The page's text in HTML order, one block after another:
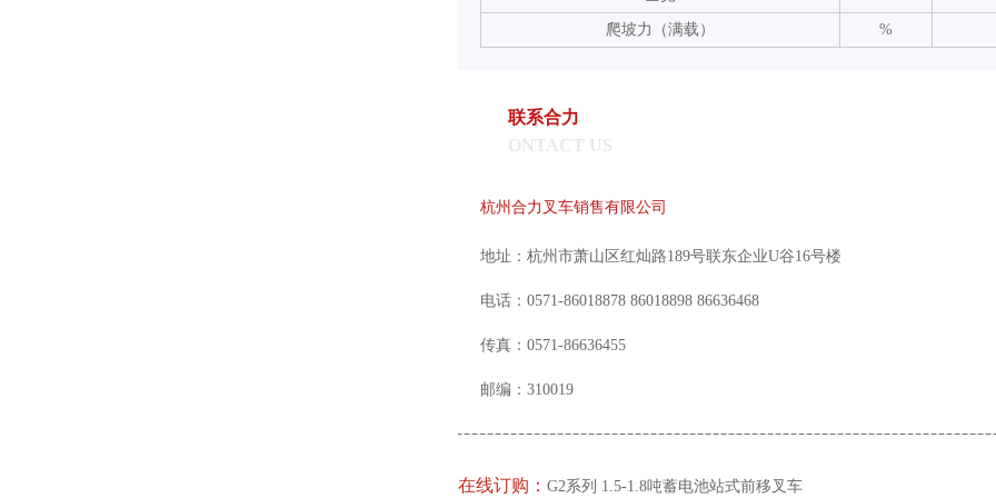
爬坡力（满载） %
联系合力
杭州合力叉车销售有限公司
地址：杭州市萧山区红灿路189号联东企业U谷16号楼
电话：0571-86018878 86018898 86636468
传真：0571-86636455
邮编：310019
在线订购： G2系列 1.5-1.8吨蓄电池站式前移叉车